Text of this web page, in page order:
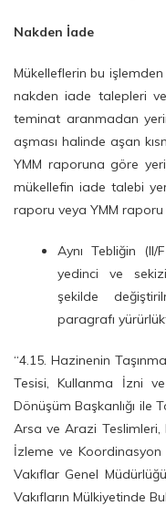
Nakden İade
Mükelleflerin bu
nakden iade talepleri
teminat aranmadan
aşması halinde aşan
YMM raporuna göre
mükellefin iade talebi
raporu veya YMM
Aynı Tebliğin (II/
yedinci ve
şekilde
paragrafı
“4.15. Hazinenin
Tesisi, Kullanma İzni
Dönüşüm Başkanlığı ile
Arsa ve Arazi Teslimleri,
İzleme ve Koordinasyon
Vakıflar Genel
Vakıfların Mülkiyetinde